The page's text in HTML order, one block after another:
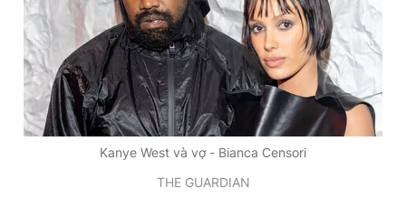
Đọc Thanh Niên trên điện thoại
Theo dõi báo trên
Liên hệ quảng cáo
Kanye West và vợ - Bianca Censori
THE GUARDIAN